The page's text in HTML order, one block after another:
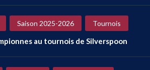
Saison 2025-2026 Tournois
au tournois de Silverspoon